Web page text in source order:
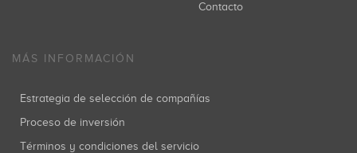
Contacto
MÁS INFORMACIÓN
Estrategia de selección de compañías
Proceso de inversión
Términos y condiciones del servicio